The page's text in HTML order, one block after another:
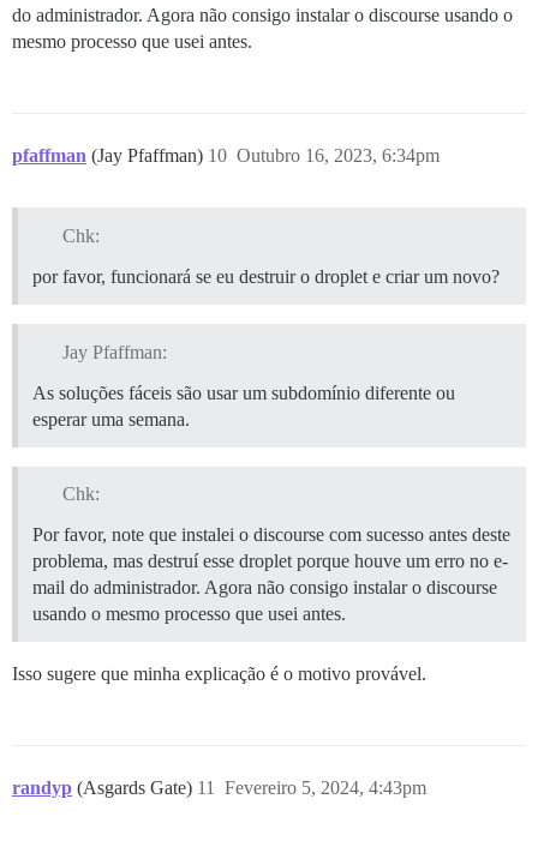
do administrador. Agora não consigo instalar o discourse usando o
mesmo processo que usei antes.
pfaffman (Jay Pfaffman) Outubro 16, 2023, 6:34pm
10
Chk:
por favor, funcionará se eu destruir o droplet e criar um novo?
Jay Pfaffman:
As soluções fáceis são usar um subdomínio diferente ou
esperar uma semana.
Chk:
Por favor, note que instalei o discourse com sucesso antes deste
problema, mas destruí esse droplet porque houve um erro no e-
mail do administrador. Agora não consigo instalar o discourse
usando o mesmo processo que usei antes.
Isso sugere que minha explicação é o motivo provável.
randyp (Asgards Gate) Fevereiro 5, 2024, 4:43pm
11